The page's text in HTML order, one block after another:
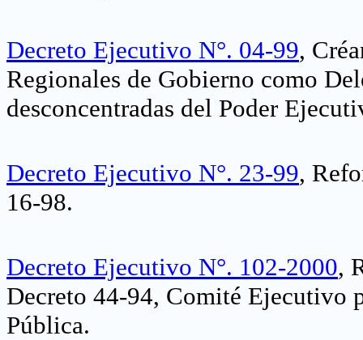
Decreto Ejecutivo N°. 04-99,
Regionales de Gobierno como
desconcentradas del Poder
Decreto Ejecutivo N°. 23-99,
16-98.
Decreto Ejecutivo N°. 102-2000,
Decreto 44-94, Comité Ejecutivo
Pública.